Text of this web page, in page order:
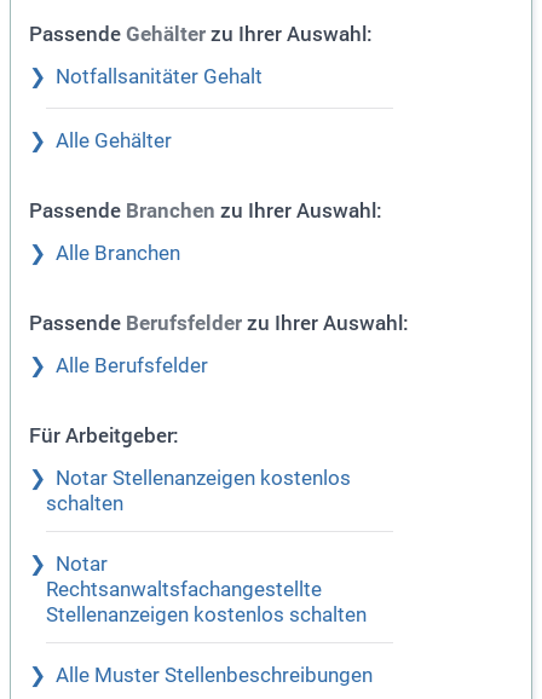
Passende Gehälter zu Ihrer Auswahl:
Notfallsanitäter Gehalt
Alle Gehälter
Passende Branchen zu Ihrer Auswahl:
Alle Branchen
Passende Berufsfelder zu Ihrer Auswahl:
Alle Berufsfelder
Für Arbeitgeber:
Notar Stellenanzeigen kostenlos
schalten
Notar
Rechtsanwaltsfachangestellte
Stellenanzeigen kostenlos schalten
Alle Muster Stellenbeschreibungen